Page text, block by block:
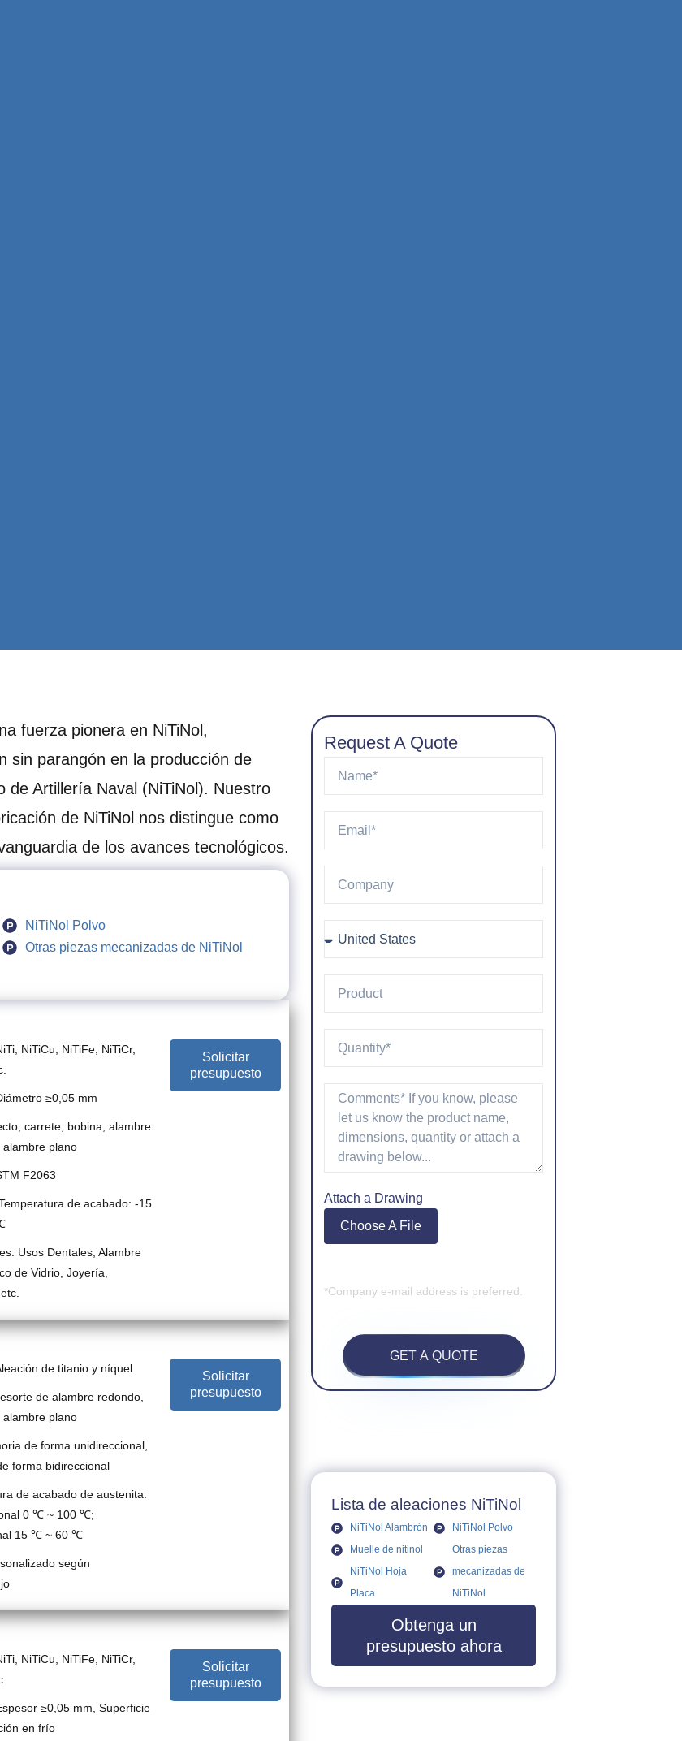
fuerza pionera en NiTiNol,
sin parangón en la producción de
de Artillería Naval (NiTiNol). Nuestro
de NiTiNol nos distingue como
de los avances tecnológicos.
NiTiNol Polvo
Otras piezas mecanizadas de NiTiNol
NiTiCu, NiTiFe, NiTiCr,
≥0,05 mm
carrete, bobina; alambre
alambre plano
F2063
de acabado: -15
Usos Dentales, Alambre
de Vidrio, Joyería,
Solicitar
presupuesto
de titanio y níquel
de alambre redondo,
alambre plano
de forma unidireccional,
forma bidireccional
de acabado de austenita:
0 ℃ ~ 100 ℃;
15 ℃ ~ 60 ℃
según
Solicitar
presupuesto
NiTiCu, NiTiFe, NiTiCr,
≥0,05 mm, Superficie
en frío
Solicitar
presupuesto
Request A Quote
Attach a Drawing
Choose A File
*Company e-mail address is preferred.
GET A QUOTE
Lista de aleaciones NiTiNol
NiTiNol Alambrón
Muelle de nitinol
NiTiNol Hoja
Placa
NiTiNol Polvo
Otras piezas
mecanizadas de
NiTiNol
Obtenga un
presupuesto ahora